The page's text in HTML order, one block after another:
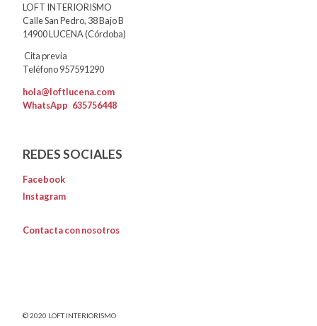
LOFT INTERIORISMO
Calle San Pedro, 38 Bajo B
14900 LUCENA (Córdoba)
Cita previa
Teléfono 957591290
hola@loftlucena.com
WhatsApp 635756448
REDES SOCIALES
Facebook
Instagram
Contacta con nosotros
© 2020 LOFT INTERIORISMO